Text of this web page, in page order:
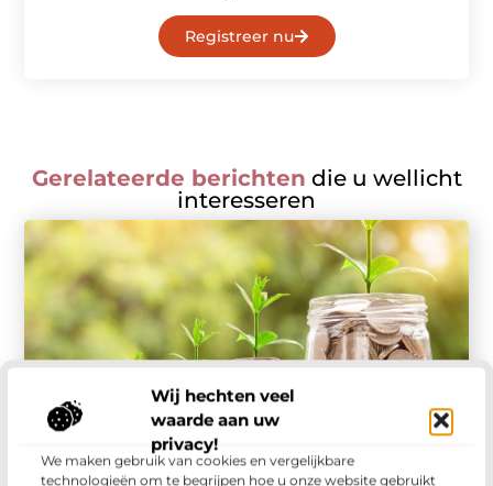
Wij hechten veel
waarde aan uw
privacy!
We maken gebruik van cookies en vergelijkbare
technologieën om te begrijpen hoe u onze website gebruikt
Registreer nu
Gerelateerde berichten die u wellicht
interesseren
Winkelen
Hoe een incassobureau in Sittard ongekende
voordelen biedt voor lokale bedrijven